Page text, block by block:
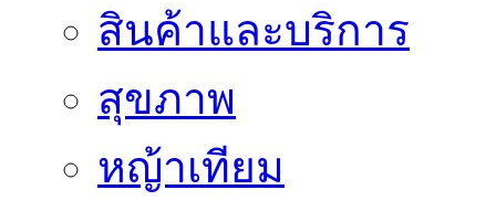
สินค้าและบริการ
สุขภาพ
หญ้าเทียม